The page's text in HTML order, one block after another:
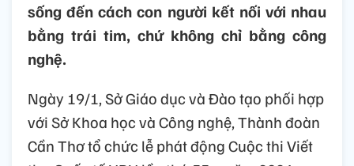
sống đến cách con người kết nối với nhau
bằng trái tim, chứ không chỉ bằng công
nghệ.
Ngày 19/1, Sở Giáo dục và Đào tạo phối hợp
với Sở Khoa học và Công nghệ, Thành đoàn
Cần Thơ tổ chức lễ phát động Cuộc thi Viết